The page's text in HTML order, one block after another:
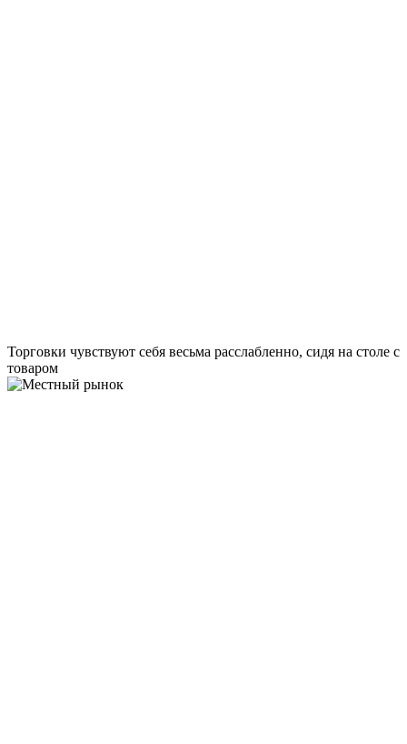
Торговки чувствуют себя весьма расслабленно, сидя на столе с
товаром